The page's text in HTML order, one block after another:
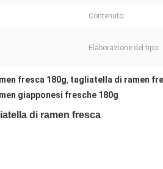
Contenuto:
Elaborazione del tipo:
fresca 180g, tagliatella di ramen
giapponesi fresche 180g
di ramen fresca